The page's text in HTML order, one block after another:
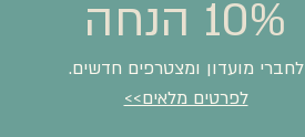
10% הנחה
לחברי מועדון ומצטרפים חדשים.
לפרטים מלאים>>